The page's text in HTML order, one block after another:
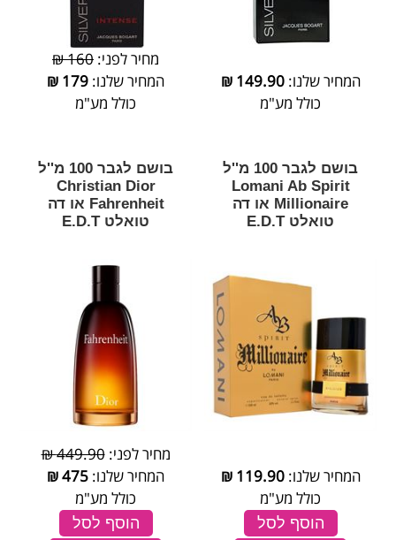
המחיר שלנו:149.90
₪
כולל מע"מ
מחיר לפני: 160 ₪
המחיר שלנו: 179
₪
כולל מע"מ
בושם לגבר 100 מ''ל
Lomani Ab Spirit
Millionaire או דה
טואלט E.D.T
המחיר שלנו:119.90
₪
כולל מע"מ
הוסף לסל
בושם לגבר 100 מ''ל
Christian Dior
Fahrenheit או דה
טואלט E.D.T
מחיר לפני:449.90 ₪
המחיר שלנו: 475
₪
כולל מע"מ
הוסף לסל